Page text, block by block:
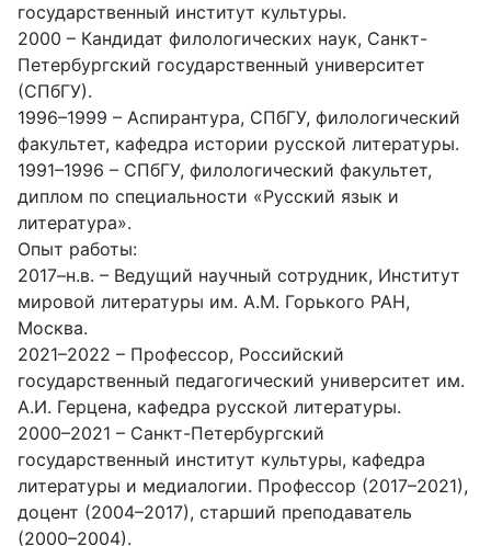
государственный институт культуры.
2000 – Кандидат филологических наук, Санкт-
Петербургский государственный университет
(СПбГУ).
1996–1999 – Аспирантура, СПбГУ, филологический
факультет, кафедра истории русской литературы.
1991–1996 – СПбГУ, филологический факультет,
диплом по специальности «Русский язык и
литература».
Опыт работы:
2017–н.в. – Ведущий научный сотрудник, Институт
мировой литературы им. А.М. Горького РАН,
Москва.
2021–2022 – Профессор, Российский
государственный педагогический университет им.
А.И. Герцена, кафедра русской литературы.
2000–2021 – Санкт-Петербургский
государственный институт культуры, кафедра
литературы и медиалогии. Профессор (2017–2021),
доцент (2004–2017), старший преподаватель
(2000–2004).